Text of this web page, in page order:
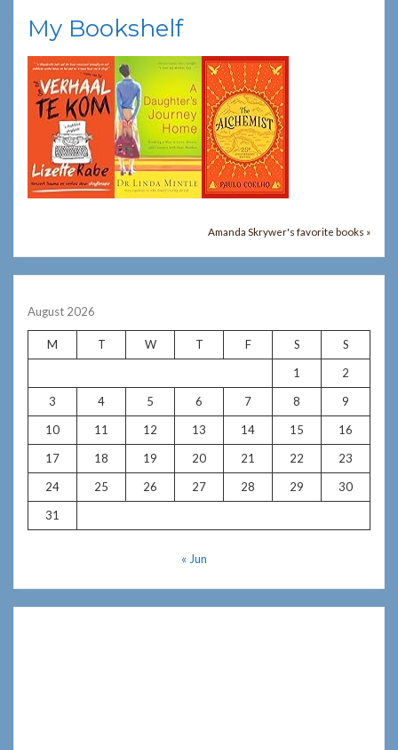
My Bookshelf
Amanda Skrywer's favorite books »
August 2026
M T W T F S
S
1
2
3
4 5 6 7 8
9
10
11 12 13 14 15
16
17
18 19 20 21 22
23
24
25 26 27 28 29
30
31
« Jun